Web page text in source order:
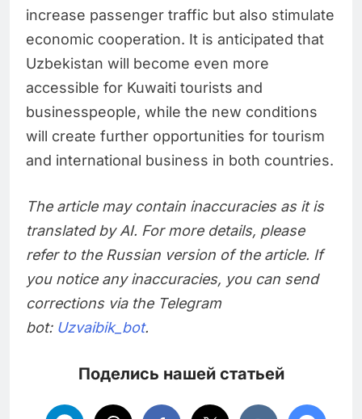
increase passenger traffic but also stimulate
economic cooperation. It is anticipated that
Uzbekistan will become even more
accessible for Kuwaiti tourists and
businesspeople, while the new conditions
will create further opportunities for tourism
and international business in both countries.
The article may contain inaccuracies as it is
translated by AI. For more details, please
refer to the Russian version of the article. If
you notice any inaccuracies, you can send
corrections via the Telegram
bot: Uzvaibik_bot.
Поделись нашей статьей